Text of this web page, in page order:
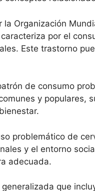
Organización
por el
Este trastorno
de consumo
y populares,
problemático de
y el entorno
adecuada.
que